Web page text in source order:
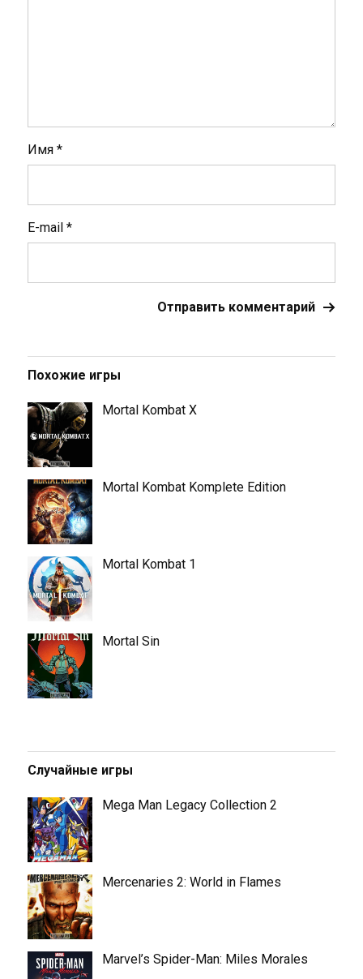
Имя *
E-mail *
Похожие игры
Mortal Kombat X
Mortal Kombat Komplete Edition
Mortal Kombat 1
Mortal Sin
Случайные игры
Mega Man Legacy Collection 2
Mercenaries 2: World in Flames
Marvel’s Spider-Man: Miles Morales